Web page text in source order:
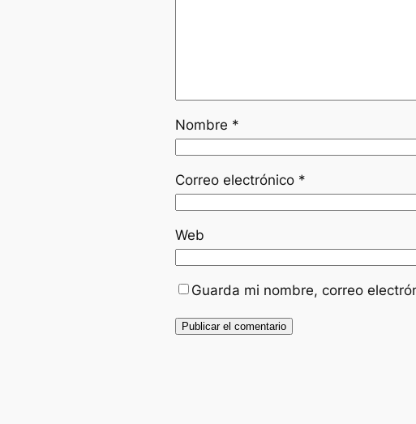
Nombre *
Correo electrónico *
Web
Guarda mi nombre, correo